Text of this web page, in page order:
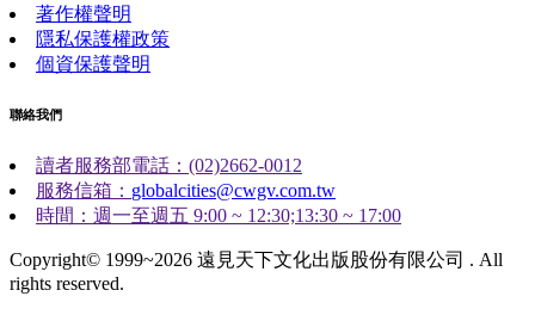
著作權聲明
隱私保護權政策
個資保護聲明
聯絡我們
讀者服務部電話：(02)2662-0012
服務信箱： globalcities@cwgv.com.tw
時間：週一至週五 9:00 ~ 12:30;13:30 ~ 17:00
Copyright© 1999~2026 遠見天下文化出版股份有限公司 . All
rights reserved.